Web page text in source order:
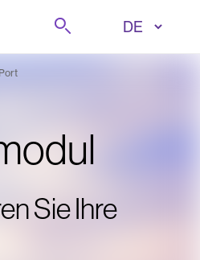
Suche
Sie Ihre